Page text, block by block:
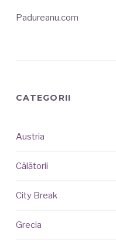
Padureanu.com
CATEGORII
Austria
Călătorii
City Break
Grecia